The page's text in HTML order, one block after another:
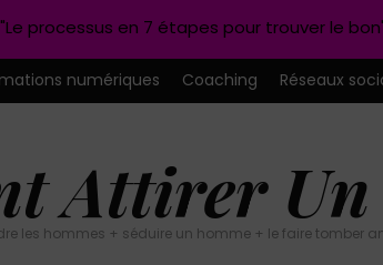
numériques Coaching Réseaux
Attirer
les hommes + séduire un homme + le faire tomber
processus en 7 étapes pour trouver le